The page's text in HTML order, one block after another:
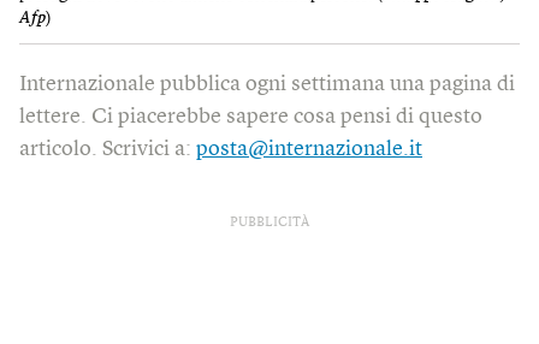
Afp)
Internazionale pubblica ogni settimana una pagina di
lettere. Ci piacerebbe sapere cosa pensi di questo
articolo. Scrivici a: posta@internazionale.it
PUBBLICITÀ